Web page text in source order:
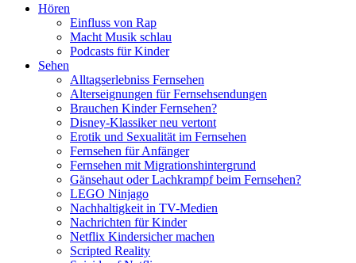
Hören
Einfluss von Rap
Macht Musik schlau
Podcasts für Kinder
Sehen
Alltagserlebniss Fernsehen
Alterseignungen für Fernsehsendungen
Brauchen Kinder Fernsehen?
Disney-Klassiker neu vertont
Erotik und Sexualität im Fernsehen
Fernsehen für Anfänger
Fernsehen mit Migrationshintergrund
Gänsehaut oder Lachkrampf beim Fernsehen?
LEGO Ninjago
Nachhaltigkeit in TV-Medien
Nachrichten für Kinder
Netflix Kindersicher machen
Scripted Reality